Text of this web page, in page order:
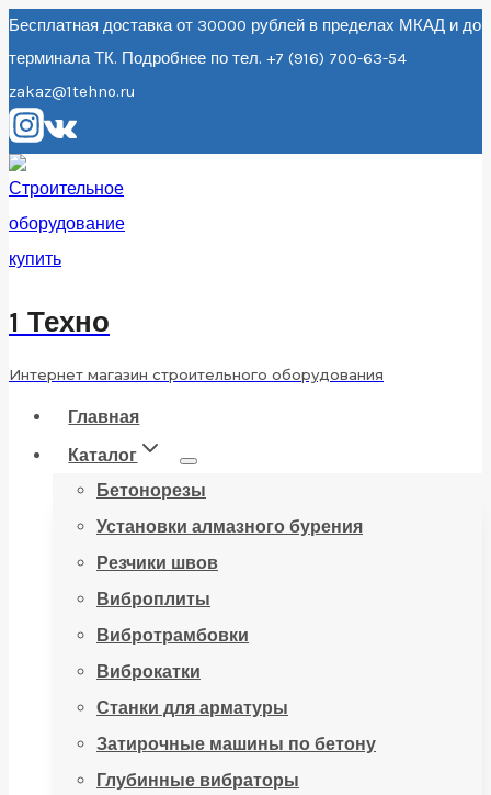
Перейти
к
содержанию
Бесплатная доставка от 30000 рублей в пределах МКАД и до
терминала ТК. Подробнее по тел. +7 (916) 700-63-54
zakaz@1tehno.ru
1 Техно
Интернет магазин строительного оборудования
Главная
Каталог
Бетонорезы
Установки алмазного бурения
Резчики швов
Виброплиты
Вибротрамбовки
Виброкатки
Станки для арматуры
Затирочные машины по бетону
Глубинные вибраторы